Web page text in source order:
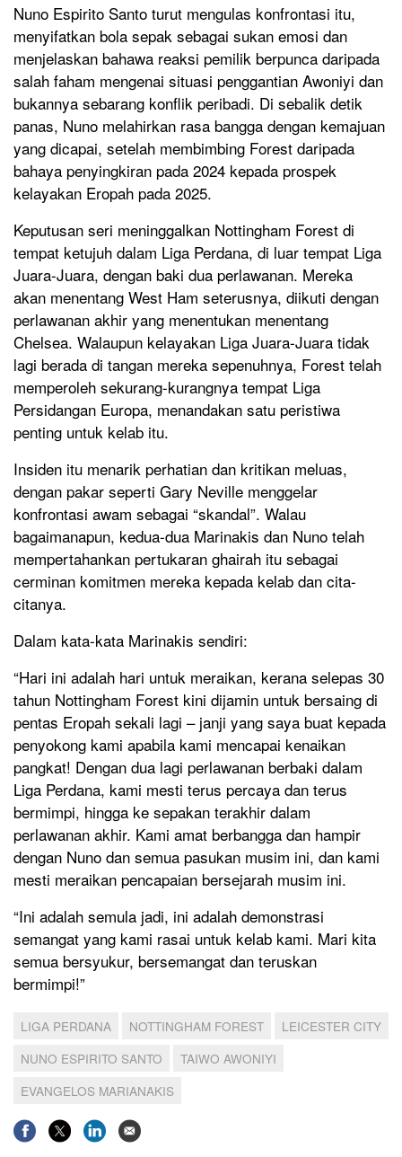
Nuno Espirito Santo turut mengulas konfrontasi itu,
menyifatkan bola sepak sebagai sukan emosi dan
menjelaskan bahawa reaksi pemilik berpunca daripada
salah faham mengenai situasi penggantian Awoniyi dan
bukannya sebarang konflik peribadi. Di sebalik detik
panas, Nuno melahirkan rasa bangga dengan kemajuan
yang dicapai, setelah membimbing Forest daripada
bahaya penyingkiran pada 2024 kepada prospek
kelayakan Eropah pada 2025.
Keputusan seri meninggalkan Nottingham Forest di
tempat ketujuh dalam Liga Perdana, di luar tempat Liga
Juara-Juara, dengan baki dua perlawanan. Mereka
akan menentang West Ham seterusnya, diikuti dengan
perlawanan akhir yang menentukan menentang
Chelsea. Walaupun kelayakan Liga Juara-Juara tidak
lagi berada di tangan mereka sepenuhnya, Forest telah
memperoleh sekurang-kurangnya tempat Liga
Persidangan Europa, menandakan satu peristiwa
penting untuk kelab itu.
Insiden itu menarik perhatian dan kritikan meluas,
dengan pakar seperti Gary Neville menggelar
konfrontasi awam sebagai “skandal”. Walau
bagaimanapun, kedua-dua Marinakis dan Nuno telah
mempertahankan pertukaran ghairah itu sebagai
cerminan komitmen mereka kepada kelab dan cita-
citanya.
Dalam kata-kata Marinakis sendiri:
“Hari ini adalah hari untuk meraikan, kerana selepas 30
tahun Nottingham Forest kini dijamin untuk bersaing di
pentas Eropah sekali lagi – janji yang saya buat kepada
penyokong kami apabila kami mencapai kenaikan
pangkat! Dengan dua lagi perlawanan berbaki dalam
Liga Perdana, kami mesti terus percaya dan terus
bermimpi, hingga ke sepakan terakhir dalam
perlawanan akhir. Kami amat berbangga dan hampir
dengan Nuno dan semua pasukan musim ini, dan kami
mesti meraikan pencapaian bersejarah musim ini.
“Ini adalah semula jadi, ini adalah demonstrasi
semangat yang kami rasai untuk kelab kami. Mari kita
semua bersyukur, bersemangat dan teruskan
bermimpi!”
LIGA PERDANA NOTTINGHAM FOREST
LEICESTER CITY
NUNO ESPIRITO SANTO
TAIWO AWONIYI
EVANGELOS MARIANAKIS